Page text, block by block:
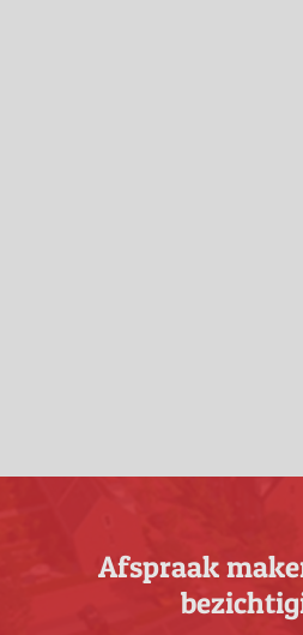
Afspraak